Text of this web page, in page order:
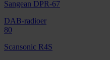
Sangean DPR-67
DAB-radioer
80
Scansonic R4S